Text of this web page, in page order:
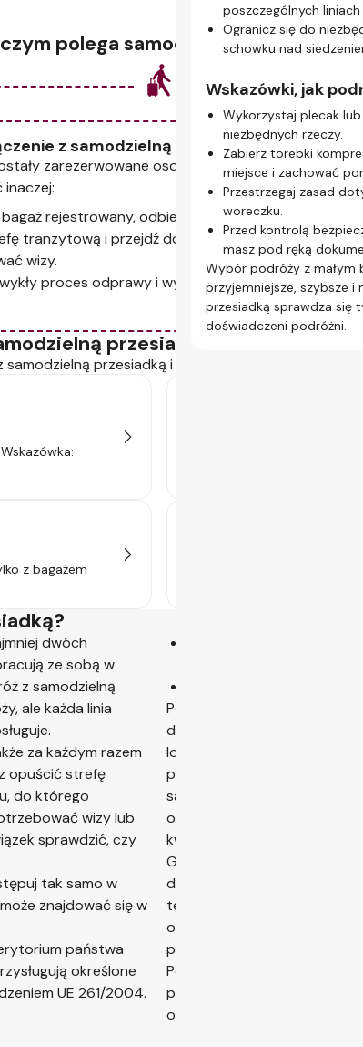
polega samodzielna przesiadka
z samodzielną przesiadką
zarezerwowane osobno, więc od tej pory musisz
rejestrowany, odbierz go.
tranzytową i przejdź do strefy wylotów – możesz
wizy.
proces odprawy i wylotu, jak w przypadku
przesiadką – Twój
samodzielną przesiadką i dlaczego jest to ulubiona
Wskazówki
Postaw na dobrą
Skorzystaj z naszej
dostęp do kart
rzeczywistym na
Uważaj na terminy
W większości
przed odlotem. Ustaw
Zaplanuj dłuższe
W przeciwieństwie do
wiąże się z
ponownego przejścia
pomiędzy lotami.
W przypadku lotów z
międzylądowania trzeba
z bagażem
poszczególnych
Ogranicz się do
schowku nad
Wskazówki, jak
Wykorzystaj plecak
niezbędnych rzeczy.
Zabierz torebki
miejsce i zachować
Przestrzegaj zasad
woreczku.
Przed kontrolą
masz pod ręką
Wybór podróży z małym
przyjemniejsze, szybsze i
przesiadką sprawdza się
doświadczeni podróżni.
Niektóre międzylądowania
dwóch
ze sobą w
z samodzielną
ale każda linia
za każdym razem
opuścić strefę
do którego
wizy lub
sprawdzić, czy
tak samo w
znajdować się w
państwa
określone
UE 261/2004.
Ponieważ podróż z
dwóch linii lotniczych, prawa
lotniczych i nie obejmują
przysługujące Ci prawa
samodzielną przesiadką, co
odszkodowania. Nie martw
kwalifikacji, obejmie Cię
Gwarancja z tytułu
do 500 EUR na pasażera lub
tego, która wartość jest
opcję pod warunkiem, że
pierwotnego celu podróży.
Podróżowanie z samodzielną
podróży muszą odbywać się
odcinki zostaną wyraźnie